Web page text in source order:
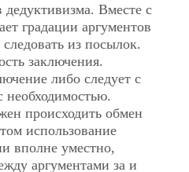
Вместе с
градации аргументов
из посылок.
заключения.
либо следует с
необходимостью.
происходить обмен
использование
вполне уместно,
аргументами за и